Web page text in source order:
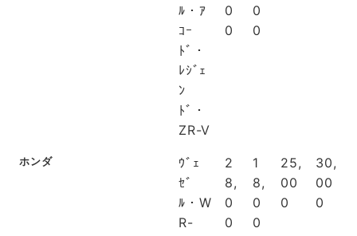
ﾙ・ｱ
ｺｰ
ﾄﾞ・
ﾚｼﾞｪ
ﾝ
ﾄﾞ・
ZR-V
0
0
0
0
ホンダ
ｳﾞｪ
ｾﾞ
ﾙ・W
R-
2
8,
0
0
1
8,
0
0
25,
00
0
30,
00
0